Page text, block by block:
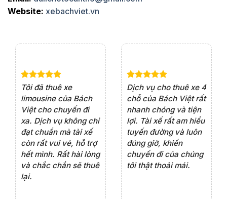
Website: xebachviet.vn
Dịch vụ cho thuê xe 7
chỗ của Bách Việt rất
chuyên nghiệp,đặc
biệt tài xế rất nhiệt
tình vui vẻ,sẽ ủng hộ
thường xuyên
Lần đầu thuê xe 16
chỗ tại Bách Việt, tôi
rất hài lòng với chất
lượng xe và sự
chuyên nghiệp của
tài xế. Dịch vụ tận
tâm, chu đáo, sẽ tiếp
tục sử dụng trong